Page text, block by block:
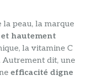
la peau, la marque
hautement
la vitamine C
Autrement dit, une
efficacité digne